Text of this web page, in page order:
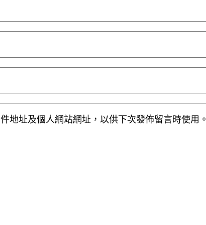
地址及個人網站網址，以供下次發佈留言時使用。